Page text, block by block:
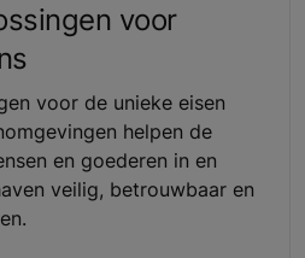
voor
voor de unieke eisen
helpen de
en goederen in en
veilig, betrouwbaar en